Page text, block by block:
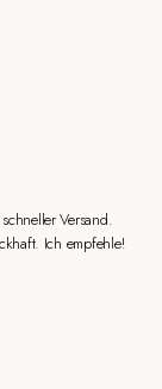
Versand.
Ich empfehle!